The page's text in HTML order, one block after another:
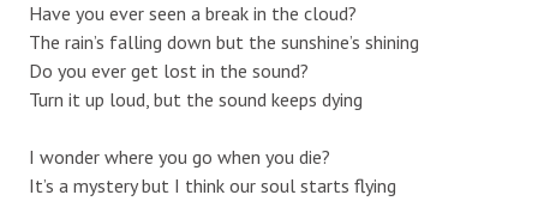
Have you ever seen a break in the cloud?
The rain’s falling down but the sunshine’s shining
Do you ever get lost in the sound?
Turn it up loud, but the sound keeps dying
I wonder where you go when you die?
It’s a mystery but I think our soul starts flying